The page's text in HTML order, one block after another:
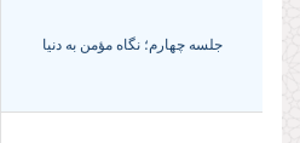
جلسه چهارم؛ نگاه مؤمن به دنیا